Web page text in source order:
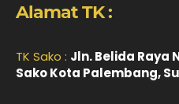
Alamat TK :
TK Sako : Jln. Belida Raya
Sako Kota Palembang,